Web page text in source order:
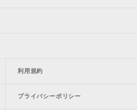
利用規約
プライバシーポリシー